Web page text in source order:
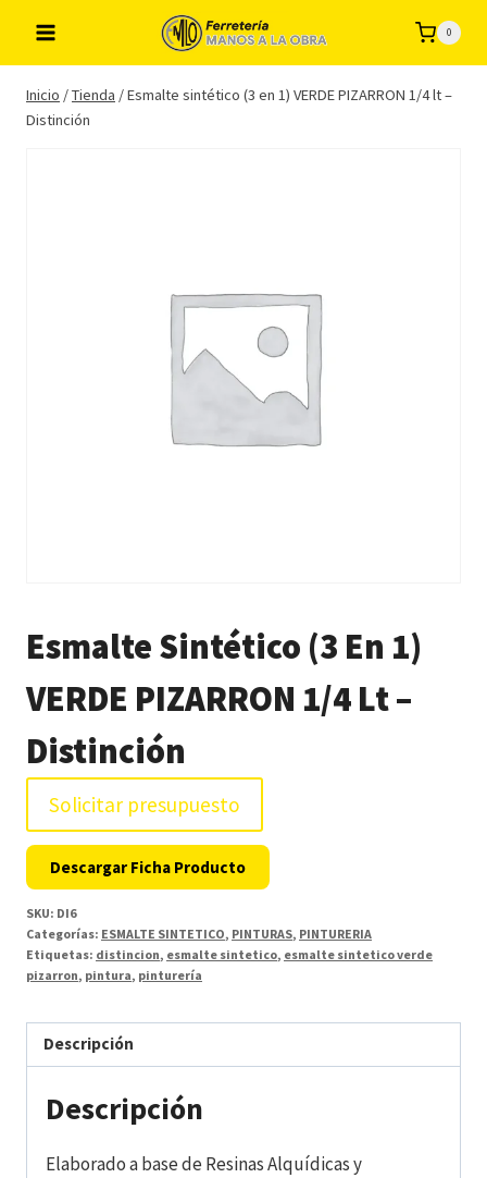
contenido
0
Inicio /Tienda /Esmalte sintético (3 en 1) VERDE PIZARRON 1/4 lt –
Distinción
Esmalte Sintético (3 En 1)
VERDE PIZARRON 1/4 Lt –
Distinción
Solicitar presupuesto
Descargar Ficha Producto
SKU: DI6
Categorías: ESMALTE SINTETICO, PINTURAS, PINTURERIA
Etiquetas: distincion, esmalte sintetico, esmalte sintetico verde
pizarron, pintura, pinturería
Descripción
Descripción
Elaborado a base de Resinas Alquídicas y